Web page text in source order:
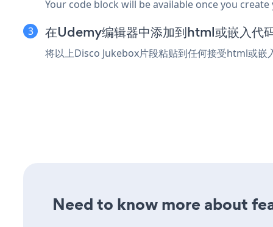
Your code block will be available once you create
在Udemy编辑器中添加到html或嵌入代
将以上Disco Jukebox片段粘贴到任何接受html或嵌
Need to know more about